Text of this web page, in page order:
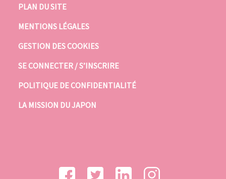
PLAN DU SITE
MENTIONS LÉGALES
GESTION DES COOKIES
SE CONNECTER / S’INSCRIRE
POLITIQUE DE CONFIDENTIALITÉ
LA MISSION DU JAPON